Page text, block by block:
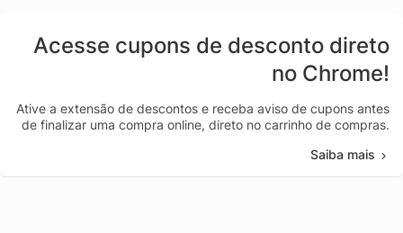
Acesse cupons de desconto direto
no Chrome!
Ative a extensão de descontos e receba aviso de cupons antes
de finalizar uma compra online, direto no carrinho de compras.
Saiba mais